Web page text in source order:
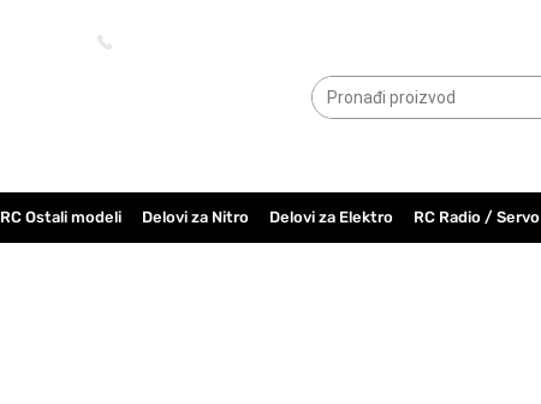
RC Ostali modeli Delovi za Nitro Delovi za Elektro RC Radio / Servo